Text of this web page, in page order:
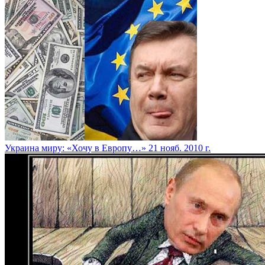
Украина миру: «Хочу в Европу…» 21 нояб. 2010 г.